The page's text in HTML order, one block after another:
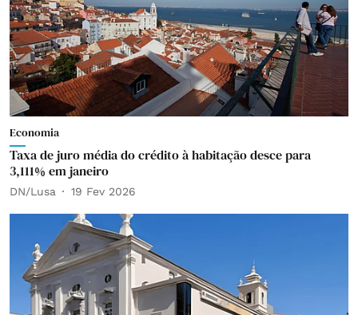
Economia
Taxa de juro média do crédito à habitação desce para
3,111% em janeiro
DN/Lusa 19 Fev 2026